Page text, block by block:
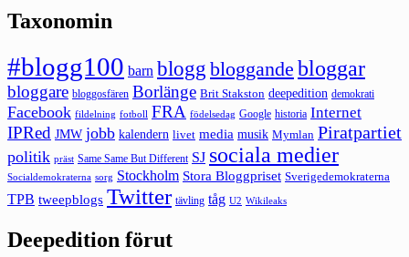
Taxonomin
#blogg100 barn blogg bloggande bloggar
bloggare bloggosfären Borlänge Brit Stakston deepedition demokrati
Facebook fildelning fotboll FRA födelsedag Google historia Internet
IPRed JMW jobb kalendern livet media musik Mymlan Piratpartiet
politik präst Same Same But Different SJ sociala medier
Socialdemokraterna sorg Stockholm Stora Bloggpriset Sverigedemokraterna
TPB tweepblogs Twitter tävling tåg U2 Wikileaks
Deepedition förut